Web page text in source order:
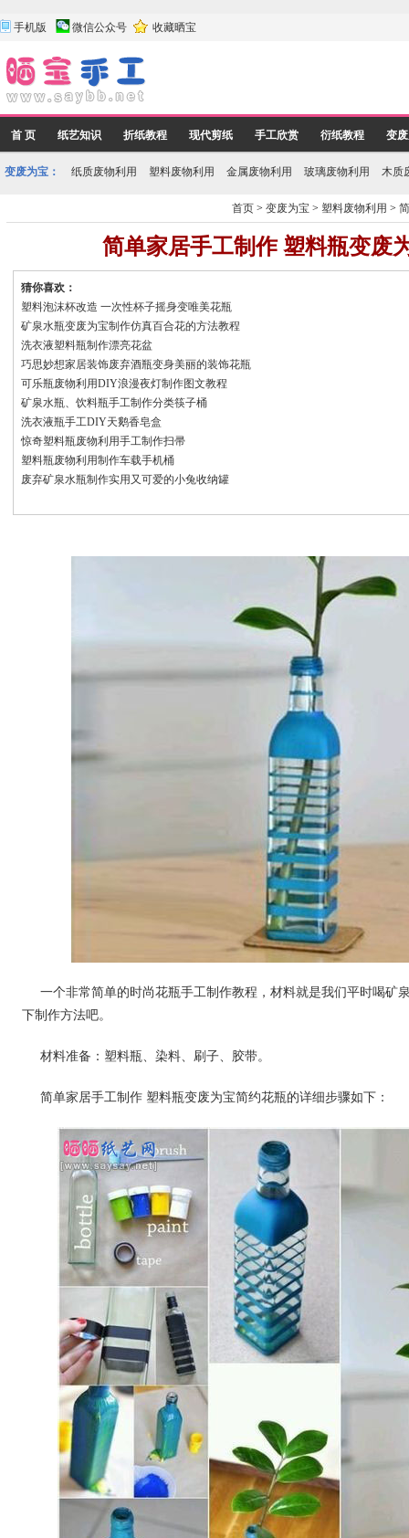
手机版 微信公众号 收藏晒宝
首 页 纸艺知识 折纸教程 现代剪纸 手工欣赏 衍纸教程 变
变废为宝： 纸质废物利用 塑料废物利用 金属废物利用 玻璃废物利用 木质
首页 >变废为宝 >塑料废物利用 >
简单家居手工制作 塑料瓶变废
猜你喜欢：
塑料泡沫杯改造 一次性杯子摇身变唯美花瓶
矿泉水瓶变废为宝制作仿真百合花的方法教程
洗衣液塑料瓶制作漂亮花盆
巧思妙想家居装饰废弃酒瓶变身美丽的装饰花瓶
可乐瓶废物利用DIY浪漫夜灯制作图文教程
矿泉水瓶、饮料瓶手工制作分类筷子桶
洗衣液瓶手工DIY天鹅香皂盒
惊奇塑料瓶废物利用手工制作扫帚
塑料瓶废物利用制作车载手机桶
废弃矿泉水瓶制作实用又可爱的小兔收纳罐
一个非常简单的时尚花瓶手工制作教程，材料就是我们平时喝矿
下制作方法吧。
材料准备：塑料瓶、染料、刷子、胶带。
简单家居手工制作 塑料瓶变废为宝简约花瓶的详细步骤如下：